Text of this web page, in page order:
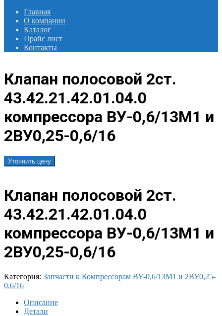
Главная
О компании
Каталог
Прайс лист
Контакты
Клапан полосовой 2ст.
43.42.21.42.01.04.0
компрессора ВУ-0,6/13М1 и
2ВУ0,25-0,6/16
Уточнить цену
Клапан полосовой 2ст.
43.42.21.42.01.04.0
компрессора ВУ-0,6/13М1 и
2ВУ0,25-0,6/16
Категория: Запчасти к Компрессорам ВУ-0,6/13М1 и 2ВУ0,25-
0,6/16
Описание
Детали